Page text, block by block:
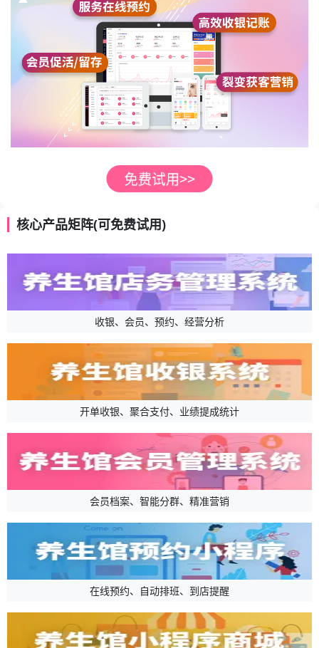
核心产品矩阵(可免费试用)
收银、会员、预约、经营分析
开单收银、聚合支付、业绩提成统计
会员档案、智能分群、精准营销
在线预约、自动排班、到店提醒